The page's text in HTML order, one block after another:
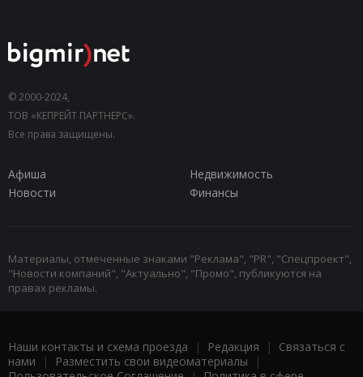
© 2000-2024,
ТОВ «КЕПРЕЙТ ПАРТНЕРС».
Все права защищены.
Афиша
Недвижимость
Новости
Финансы
Материалы, отмеченные знаками "Реклама", "PR", "Спецпроект",
"Новости компаний", "Актуально", "Промо", публикуются на
правах рекламы.
Наши контакты и схема проезда | Редакция | Связаться с
нами | Разместить свои видеоматериалы |